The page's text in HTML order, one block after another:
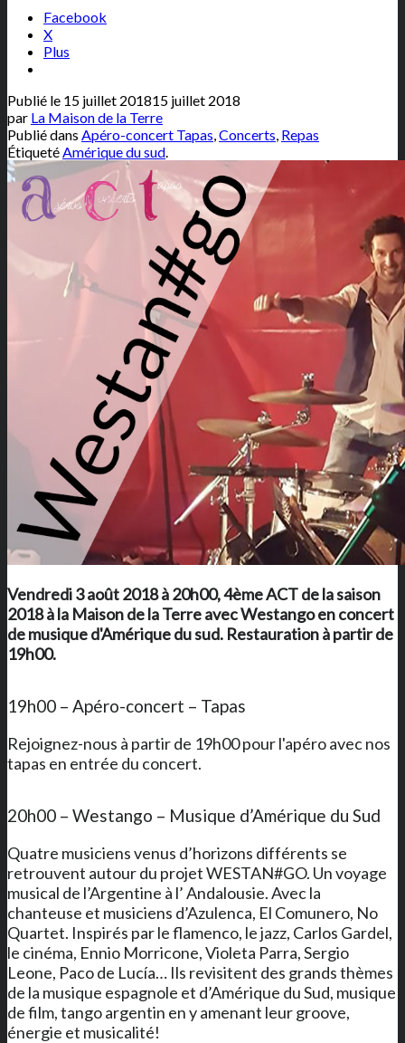
Facebook
X
Plus
Publié le 15 juillet 201815 juillet 2018
par La Maison de la Terre
Publié dans Apéro-concert Tapas,Concerts, Repas
ÉtiquetéAmérique du sud.
Vendredi 3 août 2018 à 20h00, 4ème ACT de la saison
2018 àla Maison de la Terreavec Westango en concert
de musique d'Amérique du sud. Restauration à partir de
19h00.
19h00 – Apéro-concert – Tapas
Rejoignez-nous à partir de 19h00 pour l'apéro avec nos
tapas en entrée du concert.
20h00 – Westango – Musique d’Amérique du Sud
Quatre musiciens venus d’horizons différents se
retrouvent autour du projet WESTAN#GO. Un voyage
musical de l’Argentine à l’ Andalousie. Avec la
chanteuse et musiciens d’Azulenca, El Comunero, No
Quartet. Inspirés par le flamenco, le jazz, Carlos Gardel,
le cinéma, Ennio Morricone, Violeta Parra, Sergio
Leone, Paco de Lucía… Ils revisitent des grands thèmes
de la musique espagnole et d’Amérique du Sud, musique
de film, tango argentin en y amenant leur groove,
énergie et musicalité!